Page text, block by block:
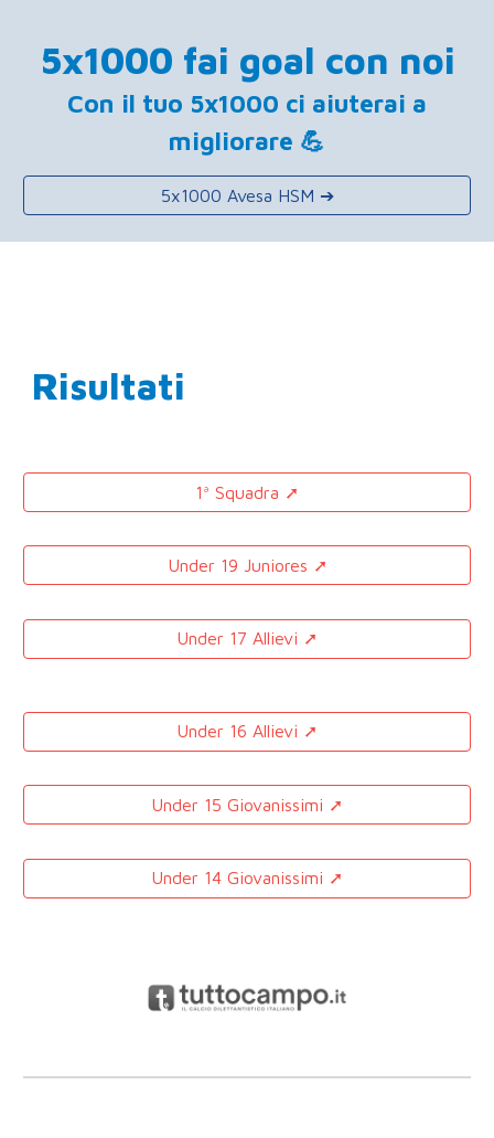
5x1000 fai goal con noi
Con il tuo 5x1000 ci aiuterai a
migliorare 💪
5x1000 Avesa HSM ➔
Risultati
1ª Squadra ➚
Under 19 Juniores ➚
Under 17 Allievi ➚
Under 16 Allievi ➚
Under 15 Giovanissimi ➚
Under 14 Giovanissimi ➚